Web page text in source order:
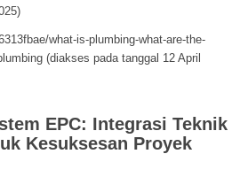
what-is-plumbing-what-are-the-
(diakses pada tanggal 12 April
EPC: Integrasi Teknik
Kesuksesan Proyek